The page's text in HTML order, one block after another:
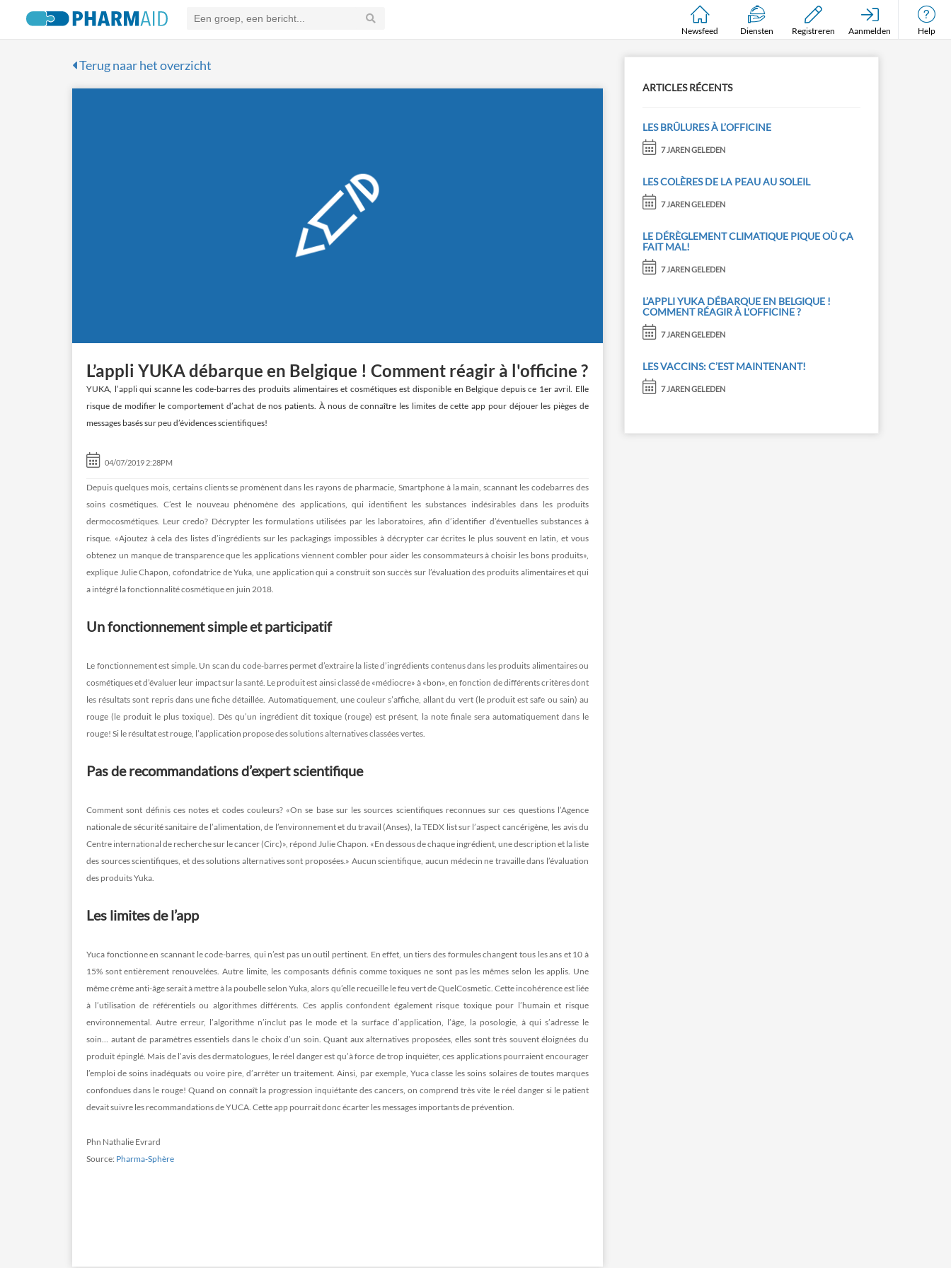
Newsfeed Diensten Registreren Aanmelden Help
Terug naar het overzicht
L’appli YUKA débarque en Belgique ! Comment réagir à l'officine ?
YUKA, l’appli qui scanne les code-barres des produits alimentaires et cosmétiques est disponible en Belgique depuis ce 1er avril. Elle
risque de modifier le comportement d’achat de nos patients. À nous de connaître les limites de cette app pour déjouer les pièges de
messages basés sur peu d’évidences scientifiques!
04/07/2019 2:28PM
Depuis quelques mois, certains clients se promènent dans les rayons de pharmacie, Smartphone à la main, scannant les codebarres des
soins cosmétiques. C’est le nouveau phénomène des applications, qui identifient les substances indésirables dans les produits
dermocosmétiques. Leur credo? Décrypter les formulations utilisées par les laboratoires, afin d’identifier d’éventuelles substances à
risque. «Ajoutez à cela des listes d’ingrédients sur les packagings impossibles à décrypter car écrites le plus souvent en latin, et vous
obtenez un manque de transparence que les applications viennent combler pour aider les consommateurs à choisir les bons produits»,
explique Julie Chapon, cofondatrice de Yuka, une application qui a construit son succès sur l’évaluation des produits alimentaires et qui
a intégré la fonctionnalité cosmétique en juin 2018.
Un fonctionnement simple et participatif
Le fonctionnement est simple. Un scan du code-barres permet d’extraire la liste d’ingrédients contenus dans les produits alimentaires ou
cosmétiques et d’évaluer leur impact sur la santé. Le produit est ainsi classé de «médiocre» à «bon», en fonction de différents critères dont
les résultats sont repris dans une fiche détaillée. Automatiquement, une couleur s’affiche, allant du vert (le produit est safe ou sain) au
rouge (le produit le plus toxique). Dès qu’un ingrédient dit toxique (rouge) est présent, la note finale sera automatiquement dans le
rouge! Si le résultat est rouge, l’application propose des solutions alternatives classées vertes.
Pas de recommandations d’expert scientifique
Comment sont définis ces notes et codes couleurs? «On se base sur les sources scientifiques reconnues sur ces questions l’Agence
nationale de sécurité sanitaire de l’alimentation, de l’environnement et du travail (Anses), la TEDX list sur l’aspect cancérigène, les avis du
Centre international de recherche sur le cancer (Circ)», répond Julie Chapon. «En dessous de chaque ingrédient, une description et la liste
des sources scientifiques, et des solutions alternatives sont proposées.» Aucun scientifique, aucun médecin ne travaille dans l’évaluation
des produits Yuka.
Les limites de l’app
Yuca fonctionne en scannant le code-barres, qui n’est pas un outil pertinent. En effet, un tiers des formules changent tous les ans et 10 à
15% sont entièrement renouvelées. Autre limite, les composants définis comme toxiques ne sont pas les mêmes selon les applis. Une
même crème anti-âge serait à mettre à la poubelle selon Yuka, alors qu’elle recueille le feu vert de QuelCosmetic. Cette incohérence est liée
à l’utilisation de référentiels ou algorithmes différents. Ces applis confondent également risque toxique pour l’humain et risque
environnemental. Autre erreur, l’algorithme n’inclut pas le mode et la surface d’application, l’âge, la posologie, à qui s’adresse le
soin… autant de paramètres essentiels dans le choix d’un soin. Quant aux alternatives proposées, elles sont très souvent éloignées du
produit épinglé. Mais de l’avis des dermatologues, le réel danger est qu’à force de trop inquiéter, ces applications pourraient encourager
l’emploi de soins inadéquats ou voire pire, d’arrêter un traitement. Ainsi, par exemple, Yuca classe les soins solaires de toutes marques
confondues dans le rouge! Quand on connaît la progression inquiétante des cancers, on comprend très vite le réel danger si le patient
devait suivre les recommandations de YUCA. Cette app pourrait donc écarter les messages importants de prévention.
Phn Nathalie Evrard
Source: Pharma-Sphère
ARTICLES RÉCENTS
LES BRÛLURES À L’OFFICINE
7 JAREN GELEDEN
LES COLÈRES DE LA PEAU AU SOLEIL
7 JAREN GELEDEN
LE DÉRÈGLEMENT CLIMATIQUE PIQUE OÙ ÇA
FAIT MAL!
7 JAREN GELEDEN
L’APPLI YUKA DÉBARQUE EN BELGIQUE !
COMMENT RÉAGIR À L'OFFICINE ?
7 JAREN GELEDEN
LES VACCINS: C’EST MAINTENANT!
7 JAREN GELEDEN